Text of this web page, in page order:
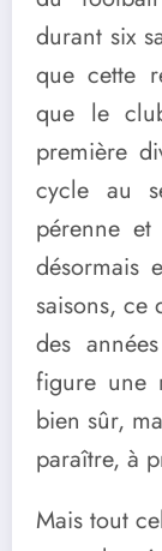
durant six
que cette
que le
première
cycle au
pérenne
désormais
saisons, ce
des
figure une
bien sûr,
paraître, à
Mais tout